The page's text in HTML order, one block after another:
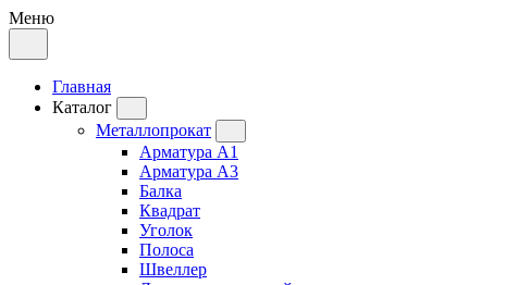
Меню
Главная
Каталог
Металлопрокат
Арматура А1
Арматура А3
Балка
Квадрат
Уголок
Полоса
Швеллер